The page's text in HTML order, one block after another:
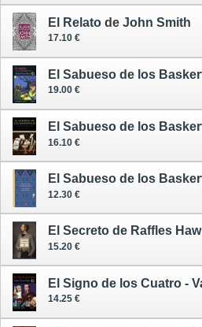
El Relato de John Smith
17.10 €
El Sabueso de los
19.00 €
El Sabueso de los
16.10 €
12.30 €
El Secreto de Raffles Haw
15.20 €
El Signo de los Cuatro -
14.25 €